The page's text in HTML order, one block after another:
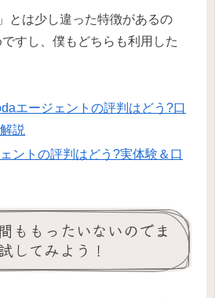
とは少し違った特徴があるの
すし、僕もどちらも利用した
エージェントの評判はどう?口
説
ントの評判はどう?実体験＆口
ももったいないのでま
してみよう！